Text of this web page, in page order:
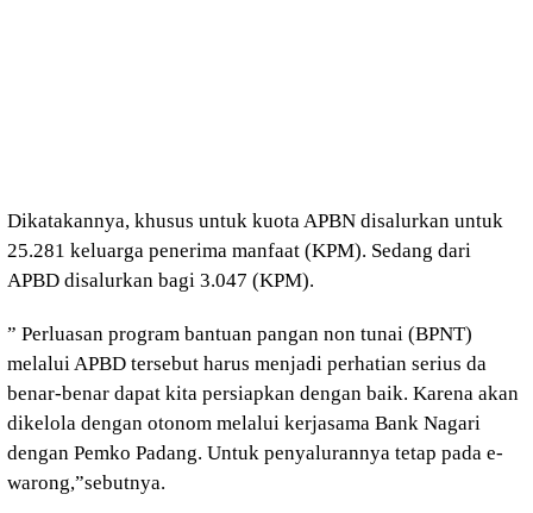
Dikatakannya, khusus untuk kuota APBN disalurkan untuk
25.281 keluarga penerima manfaat (KPM). Sedang dari
APBD disalurkan bagi 3.047 (KPM).
” Perluasan program bantuan pangan non tunai (BPNT)
melalui APBD tersebut harus menjadi perhatian serius da
benar-benar dapat kita persiapkan dengan baik. Karena akan
dikelola dengan otonom melalui kerjasama Bank Nagari
dengan Pemko Padang. Untuk penyalurannya tetap pada e-
warong,”sebutnya.